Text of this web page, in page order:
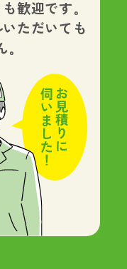
歓迎です。
ただいても